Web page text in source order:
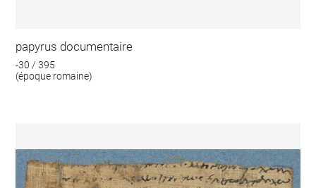
papyrus documentaire
-30 / 395
(époque romaine)